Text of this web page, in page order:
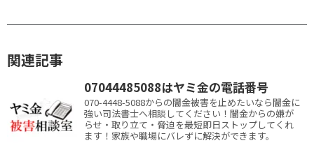
関連記事
07044485088はヤミ金の電話番号
070-4448-5088からの闇金被害を止めたいなら闇金に
強い司法書士へ相談してください！闇金からの嫌が
らせ・取り立て・脅迫を最短即日ストップしてくれ
ます！家族や職場にバレずに解決ができます。